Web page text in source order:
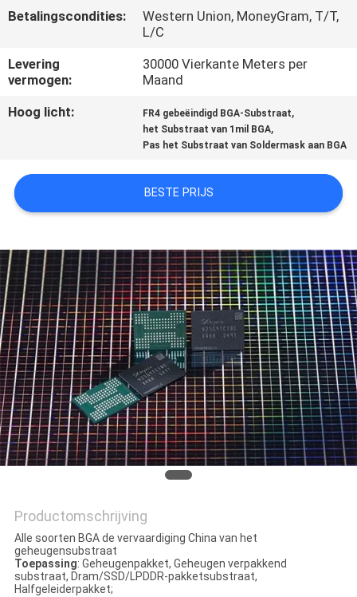
VERZOEK
OM EEN
CITAAT
PRIVACY
Betalingscondities:
Western Union, MoneyGram, T/T,
L/C
Levering
vermogen:
30000 Vierkante Meters per
Maand
Hoog licht:
FR4 gebeëindigd BGA-Substraat,
het Substraat van 1mil BGA,
Pas het Substraat van Soldermask aan BGA
BESTE PRIJS
Productomschrijving
Alle soorten BGA de vervaardiging China van het
geheugensubstraat
Toepassing: Geheugenpakket, Geheugen verpakkend
substraat, Dram/SSD/LPDDR-pakketsubstraat,
Halfgeleiderpakket;